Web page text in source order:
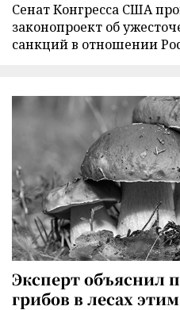
Сенат Конгресса США
законопроект об
санкций в отношении
Эксперт объяснил
грибов в лесах